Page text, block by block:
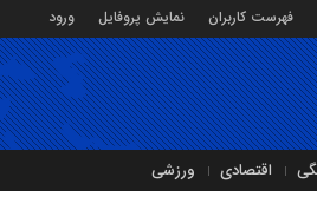
فهرست کاربران نمایش پروفایل
ورود
اقتصادی ورزشی